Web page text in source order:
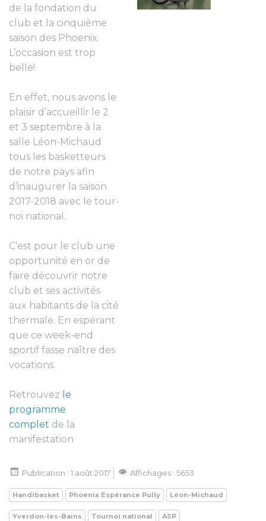
de la fondation du
club et la cinquième
saison des Phoenix.
L’occasion est trop
belle!
En effet, nous avons le
plaisir d’accueillir le 2
et 3 septembre à la
salle Léon-Michaud
tous les basketteurs
de notre pays afin
d’inaugurer la saison
2017-2018 avec le tour-
noi national.
C’est pour le club une
opportunité en or de
faire découvrir notre
club et ses activités
aux habitants de la cité
thermale. En espérant
que ce week-end
sportif fasse naître des
vocations.
Retrouvez le
programme
complet de la
manifestation
Publication : 1 août 2017 Affichages : 5653
Handibasket Phoenix Espérance Pully Léon-Michaud
Yverdon-les-Bains Tournoi national ASP